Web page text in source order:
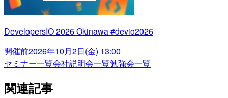
DevelopersIO 2026 Okinawa #devio2026
開催前2026年10月2日(金) 13:00
セミナー一覧会社説明会一覧勉強会一覧
関連記事